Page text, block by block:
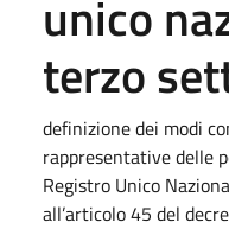
unico
terzo
definizione dei modi
rappresentative delle
Registro Unico
all’articolo 45 del